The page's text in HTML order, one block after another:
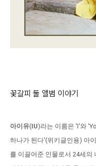
꽃갈피 둘 앨범 이야기
아이유(IU)라는 이름은 'I'와
하나가 된다'(위키글인용) 아
를 이끌어준 인물로서 24세의